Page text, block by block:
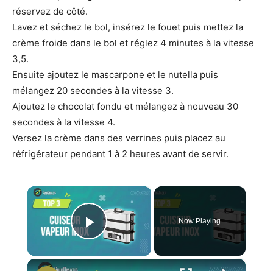
réservez de côté.
Lavez et séchez le bol, insérez le fouet puis mettez la
crème froide dans le bol et réglez 4 minutes à la vitesse
3,5.
Ensuite ajoutez le mascarpone et le nutella puis
mélangez 20 secondes à la vitesse 3.
Ajoutez le chocolat fondu et mélangez à nouveau 30
secondes à la vitesse 4.
Versez la crème dans des verrines puis placez au
réfrigérateur pendant 1 à 2 heures avant de servir.
×
Play Video
Now Playing
×